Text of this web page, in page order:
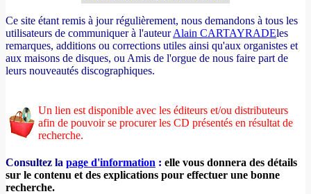
Ce site étant remis à jour régulièrement, nous demandons à tous les
utilisateurs de communiquer à l'auteurAlain CARTAYRADEles
remarques, additions ou corrections utiles ainsi qu'aux organistes et
aux maisons de disques, ou Amis de l'orgue de nous faire part de
leurs nouveautés discographiques.
Un lien est disponible avec les éditeurs et/ou distributeurs
afin de pouvoir se procurer les CD présentés en résultat de
recherche.
Consultez la page d'information : elle vous donnera des détails
sur le contenu et des explications pour effectuer une bonne
recherche.